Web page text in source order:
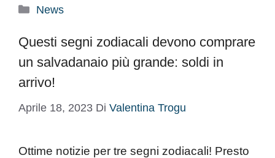
Categorie
News
Questi segni zodiacali devono comprare
un salvadanaio più grande: soldi in
arrivo!
Aprile 18, 2023 Di Valentina Trogu
Ottime notizie per tre segni zodiacali! Presto